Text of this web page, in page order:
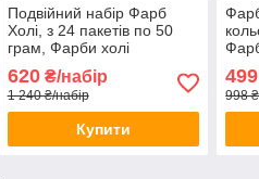
Подвійний набір Фарб
Холі, з 24 пакетів по 50
грам, Фарби холі
620₴/набір
1 240 ₴/набір
Купити
499
998